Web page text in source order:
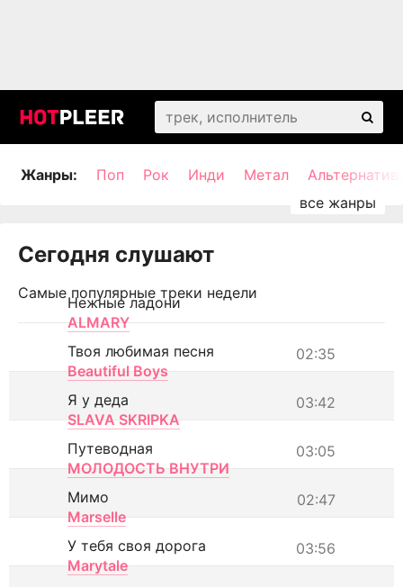
Жанры: Поп Рок Инди Метал
Сегодня слушают
Самые популярные треки недели
Нежные ладони
ALMARY
02:35
Твоя любимая песня
Beautiful Boys
03:42
Я у деда
SLAVA SKRIPKA
03:05
Путеводная
МОЛОДОСТЬ ВНУТРИ
02:47
Мимо
Marselle
03:56
У тебя своя дорога
Marytale